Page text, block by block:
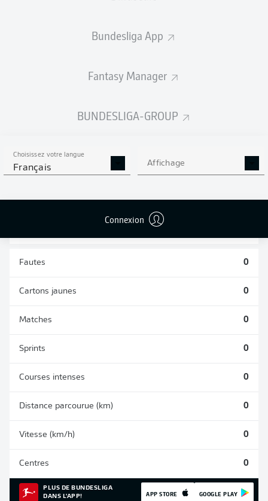
Bundesliga App
Fantasy Manager
BUNDESLIGA-GROUP
Choisissez votre langue
Français Affichage
Connexion
STATS DE LA SAISON
2026/2027
0 0
Fautes 0
Cartons jaunes 0
Matches 0
Sprints 0
Courses intenses 0
Distance parcourue (km) 0
Vitesse (km/h) 0
Centres 0
PLUS DE BUNDESLIGA
DANS L'APP!
APP STORE GOOGLE PLAY